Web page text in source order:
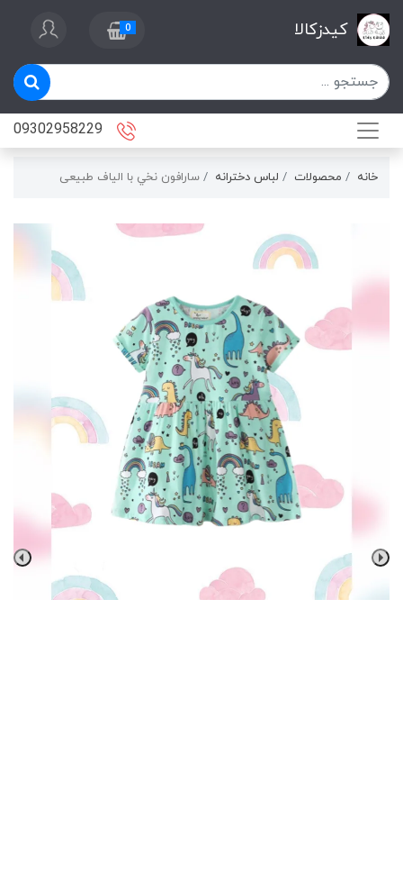
کیدزکالا 0
خانه محصولات لباس دخترانه سارافون نخي با الیاف طبیعی